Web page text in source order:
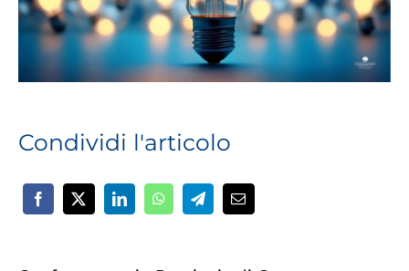
Condividi l'articolo